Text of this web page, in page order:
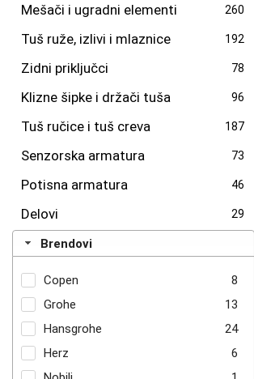
Mešači i ugradni elementi 260
Tuš ruže, izlivi i mlaznice 192
Zidni priključci 78
Klizne šipke i držači tuša 96
Tuš ručice i tuš creva 187
Senzorska armatura 73
Potisna armatura 46
Delovi 29
Brendovi
Copen
8
Grohe
13
Hansgrohe
24
Herz
6